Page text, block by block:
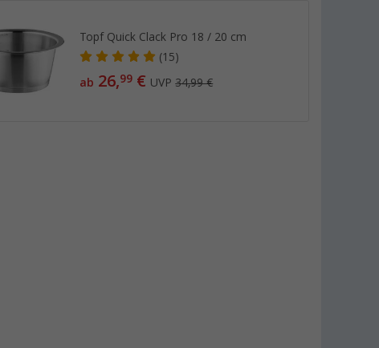
Topf Quick Clack Pro 18 / 20 cm
(15)
ab 26,99 € UVP34,99 €